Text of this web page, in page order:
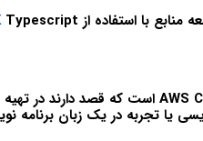
با استفاده از Typescript مورد نياز نيست